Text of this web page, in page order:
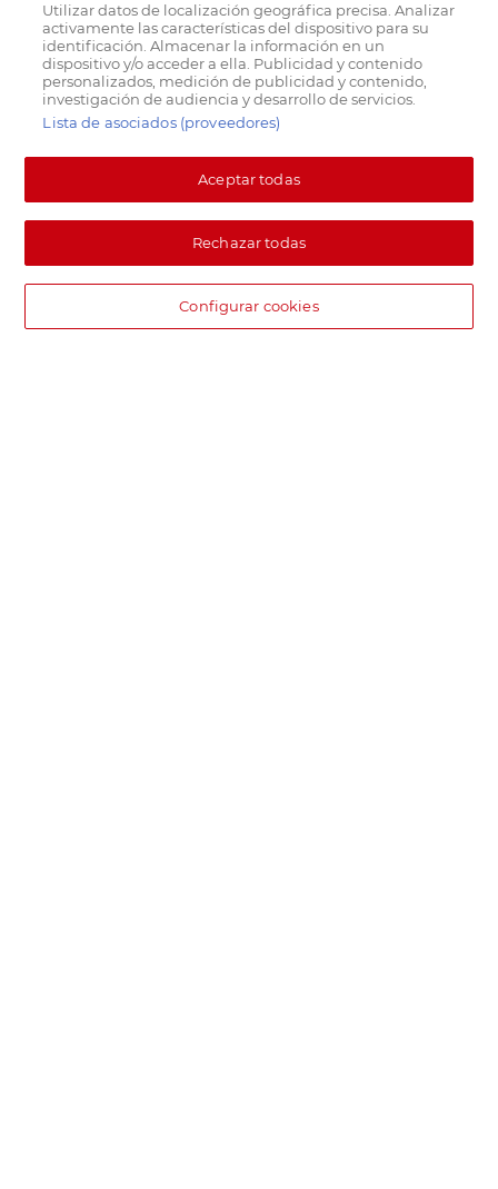
Utilizar datos de localización geográfica precisa. Analizar
activamente las características del dispositivo para su
identificación. Almacenar la información en un
dispositivo y/o acceder a ella. Publicidad y contenido
personalizados, medición de publicidad y contenido,
investigación de audiencia y desarrollo de servicios.
Lista de asociados (proveedores)
Aceptar todas
Rechazar todas
Configurar cookies